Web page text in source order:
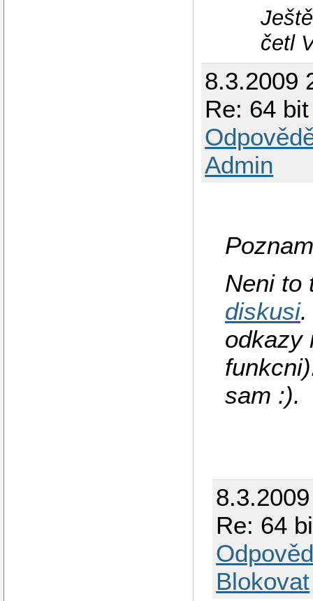
četl
8.3.2009
Re: 64
Admin
Neni to
diskusi.
odkazy
sam :).
Re: 64
Blokovat